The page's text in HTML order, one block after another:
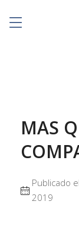
MAS
Publicado
2019